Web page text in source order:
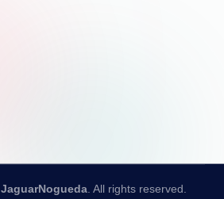
JaguarNogueda. All rights reserved.